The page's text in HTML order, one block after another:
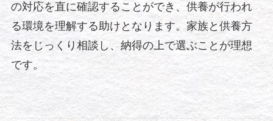
の対応を直に確認することができ、供養が行われ
る環境を理解する助けとなります。家族と供養方
法をじっくり相談し、納得の上で選ぶことが理想
です。